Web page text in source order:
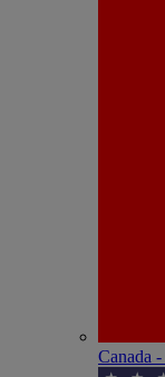
Canada